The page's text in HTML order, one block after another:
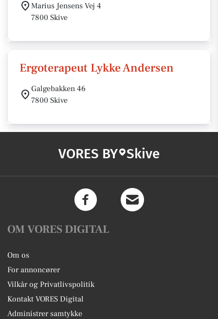
Marius Jensens Vej 4
7800 Skive
Ergoterapeut Lykke Andersen
Galgebakken 46
7800 Skive
VORES BY Skive
OM VORES DIGITAL
Om os
For annoncører
Vilkår og Privatlivspolitik
Kontakt VORES Digital
Administrer samtykke